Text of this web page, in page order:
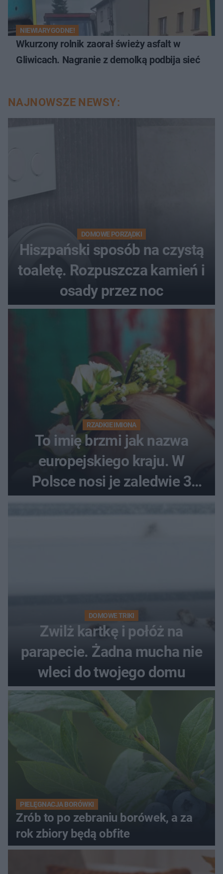
NIEWIARYGODNE!
Wkurzony rolnik zaorał świeży asfalt w
Gliwicach. Nagranie z demolką podbija sieć
NAJNOWSZE NEWSY:
DOMOWE PORZĄDKI
Hiszpański sposób na czystą
toaletę. Rozpuszcza kamień i
osady przez noc
RZADKIE IMIONA
To imię brzmi jak nazwa
europejskiego kraju. W
Polsce nosi je zaledwie 3
DOMOWE TRIKI
Zwilż kartkę i połóż na
parapecie. Żadna mucha nie
wleci do twojego domu
PIELĘGNACJA BORÓWKI
Zrób to po zebraniu borówek, a za
rok zbiory będą obfite